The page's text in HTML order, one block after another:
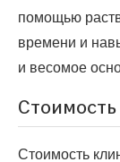
помощью
времени и
и весомое
Стоимость
Стоимость